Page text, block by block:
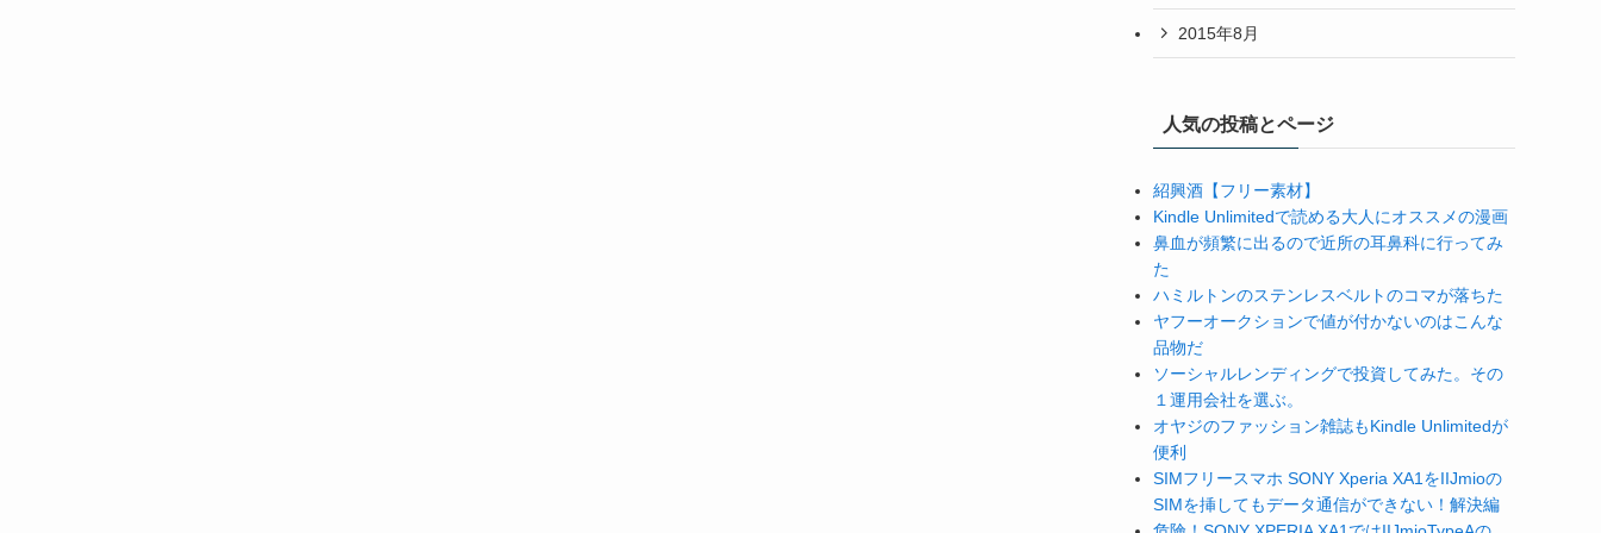
2015年8月
人気の投稿とページ
紹興酒【フリー素材】
Kindle Unlimitedで読める大人にオススメの漫画
鼻血が頻繁に出るので近所の耳鼻科に行ってみ
た
ハミルトンのステンレスベルトのコマが落ちた
ヤフーオークションで値が付かないのはこんな
品物だ
ソーシャルレンディングで投資してみた。その
１運用会社を選ぶ。
オヤジのファッション雑誌もKindle Unlimitedが
便利
SIMフリースマホ SONY Xperia XA1をIIJmioの
SIMを挿してもデータ通信ができない！解決編